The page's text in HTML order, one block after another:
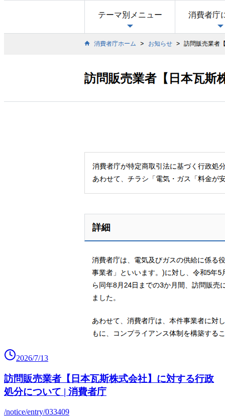
2026/7/13
訪問販売業者【日本瓦斯株式会社】に対する行政
処分について | 消費者庁
/notice/entry/033409